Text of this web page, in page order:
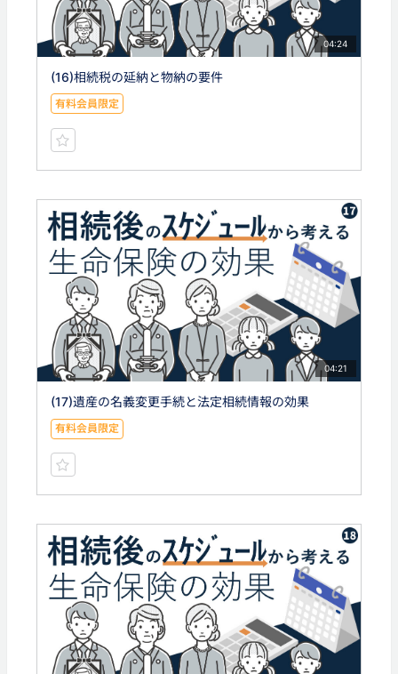
04:24
(16)相続税の延納と物納の要件
有料会員限定
04:21
(17)遺産の名義変更手続と法定相続情報の効果
有料会員限定